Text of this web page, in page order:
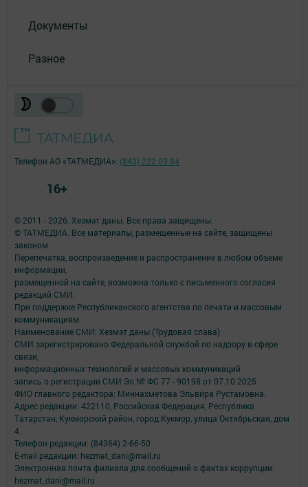
Документы
Разное
© 2011 - 2026. Хезмәт даны. Все права защищены.
© ТАТМЕДИА. Все материалы, размещенные на сайте, защищены
законом.
Перепечатка, воспроизведение и распространение в любом объеме
информации,
размещенной на сайте, возможна только с письменного согласия
редакций СМИ.
При поддержке Республиканского агентства по печати и массовым
коммуникациям.
Наименование СМИ: Хезмэт даны (Трудовая слава)
СМИ зарегистрировано Федеральной службой по надзору в сфере
связи,
информационных технологий и массовых коммуникаций
запись о регистрации СМИ Эл № ФС 77 - 90198 от 07.10.2025
ФИО главного редактора: Миннахметова Эльвира Рустамовна.
Адрес редакции: 422110, Российская Федерация, Республика
Татарстан, Кукморский район, город Кукмор, улица Октябрьская, дом
4.
Телефон редакции: (84364) 2-66-50
E-mail редакции: hezmat_dani@mail.ru
Электронная почта филиала для сообщений о фактах коррупции:
hezmat_dani@mail.ru
Телефон АО «ТАТМЕДИА»: (843) 222 09 84
16+